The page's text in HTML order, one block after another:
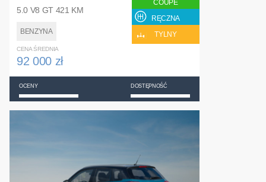
5.0 V8 GT 421 KM
BENZYNA
COUPE
RĘCZNA
TYLNY
CENA ŚREDNIA
92 000 zł
OCENY DOSTĘPNOŚĆ